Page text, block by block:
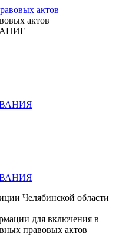
актов
Челябинской области
для включения в
правовых актов